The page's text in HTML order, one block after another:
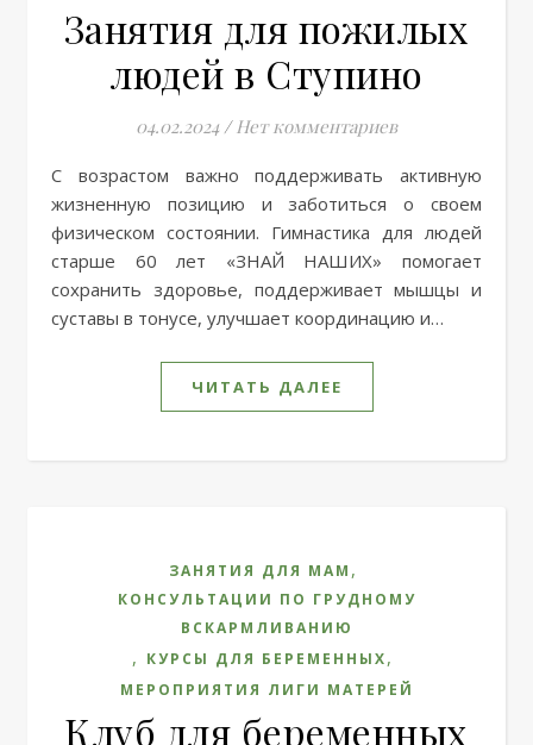
Занятия для пожилых
людей в Ступино
04.02.2024 / Нет комментариев
С возрастом важно поддерживать активную
жизненную позицию и заботиться о своем
физическом состоянии. Гимнастика для людей
старше 60 лет «ЗНАЙ НАШИХ» помогает
сохранить здоровье, поддерживает мышцы и
суставы в тонусе, улучшает координацию и…
ЧИТАТЬ ДАЛЕЕ
ЗАНЯТИЯ ДЛЯ МАМ ,
КОНСУЛЬТАЦИИ ПО ГРУДНОМУ
ВСКАРМЛИВАНИЮ
, КУРСЫ ДЛЯ БЕРЕМЕННЫХ,
МЕРОПРИЯТИЯ ЛИГИ МАТЕРЕЙ
Клуб для беременных